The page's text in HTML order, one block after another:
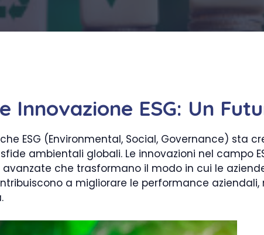
Innovazione ESG: Un
ESG (Environmental, Social, Governance) sta
ambientali globali. Le innovazioni nel campo
che trasformano il modo in cui le
a migliorare le performance